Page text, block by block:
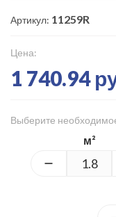
Артикул: 11259R
Цена:
1 740.94
Выберите
м²